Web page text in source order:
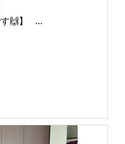
す🙌】 ...